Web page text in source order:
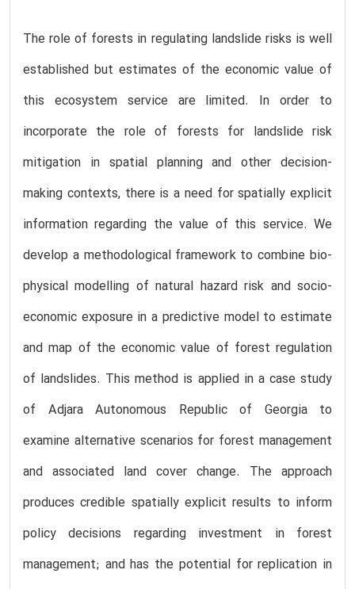
The role of forests in regulating landslide risks is well
established but estimates of the economic value of
this ecosystem service are limited. In order to
incorporate the role of forests for landslide risk
mitigation in spatial planning and other decision-
making contexts, there is a need for spatially explicit
information regarding the value of this service. We
develop a methodological framework to combine bio-
physical modelling of natural hazard risk and socio-
economic exposure in a predictive model to estimate
and map of the economic value of forest regulation
of landslides. This method is applied in a case study
of Adjara Autonomous Republic of Georgia to
examine alternative scenarios for forest management
and associated land cover change. The approach
produces credible spatially explicit results to inform
policy decisions regarding investment in forest
management; and has the potential for replication in